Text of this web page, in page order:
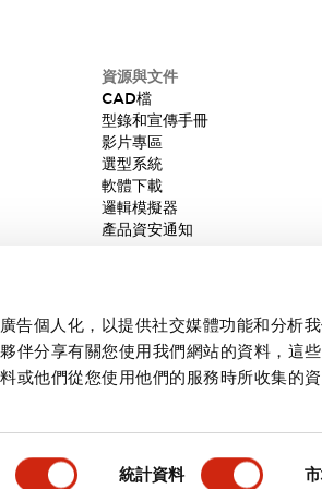
告個人化，以提供社交媒體功能和分析
伴分享有關您使用我們網站的資料，這
或他們從您使用他們的服務時所收集的資
統計資料
產品詳情 主要特點 規格
資源與文件
CAD檔
型錄和宣傳手冊
影片專區
選型系統
軟體下載
邏輯模擬器
產品資安通知